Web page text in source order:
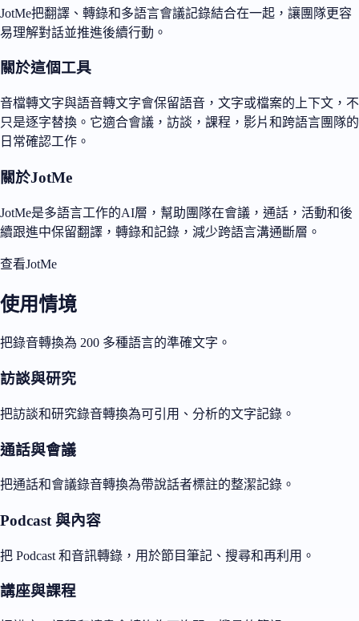
JotMe把翻譯、轉錄和多語言會議記錄結合在一起，讓團隊更容
易理解對話並推進後續行動。
關於這個工具
音檔轉文字與語音轉文字會保留語音，文字或檔案的上下文，不
只是逐字替換。它適合會議，訪談，課程，影片和跨語言團隊的
日常確認工作。
關於JotMe
JotMe是多語言工作的AI層，幫助團隊在會議，通話，活動和後
續跟進中保留翻譯，轉錄和記錄，減少跨語言溝通斷層。
查看JotMe
使用情境
把錄音轉換為 200 多種語言的準確文字。
訪談與研究
把訪談和研究錄音轉換為可引用、分析的文字記錄。
通話與會議
把通話和會議錄音轉換為帶說話者標註的整潔記錄。
Podcast 與內容
把 Podcast 和音訊轉錄，用於節目筆記、搜尋和再利用。
講座與課程